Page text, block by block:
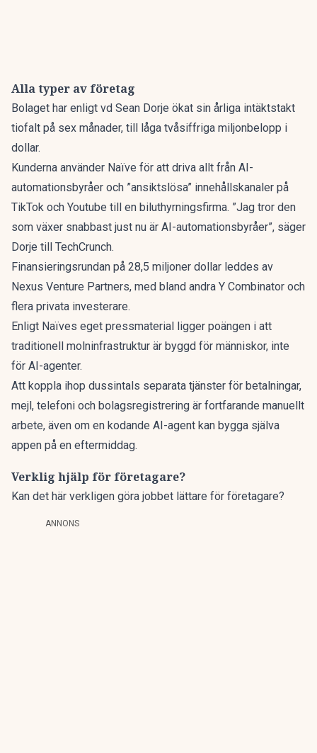
Alla typer av företag
Bolaget har enligt vd Sean Dorje ökat sin årliga intäktstakt
tiofalt på sex månader, till låga tvåsiffriga miljonbelopp i
dollar.
Kunderna använder Naïve för att driva allt från AI-
automationsbyråer och ”ansiktslösa” innehållskanaler på
TikTok och Youtube till en biluthyrningsfirma. ”Jag tror den
som växer snabbast just nu är AI-automationsbyråer”, säger
Dorje till TechCrunch.
Finansieringsrundan på 28,5 miljoner dollar leddes av
Nexus Venture Partners, med bland andra Y Combinator och
flera privata investerare.
Enligt Naïves eget pressmaterial ligger poängen i att
traditionell molninfrastruktur är byggd för människor, inte
för AI-agenter.
Att koppla ihop dussintals separata tjänster för betalningar,
mejl, telefoni och bolagsregistrering är fortfarande manuellt
arbete, även om en kodande AI-agent kan bygga själva
appen på en eftermiddag.
Verklig hjälp för företagare?
Kan det här verkligen göra jobbet lättare för företagare?
ANNONS